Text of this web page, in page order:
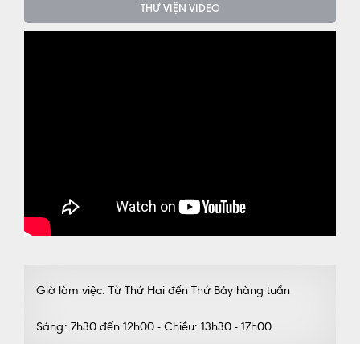
THƯ VIỆN VIDEO
Giờ làm việc: Từ Thứ Hai đến Thứ Bảy hàng tuần
Sáng: 7h30 đến 12h00 - Chiều: 13h30 - 17h00